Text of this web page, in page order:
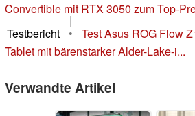
Convertible mit RTX 3050 zum Top-
|
Testbericht
•
Test Asus ROG Flow
Tablet mit bärenstarker Alder-Lake-i...
Verwandte Artikel